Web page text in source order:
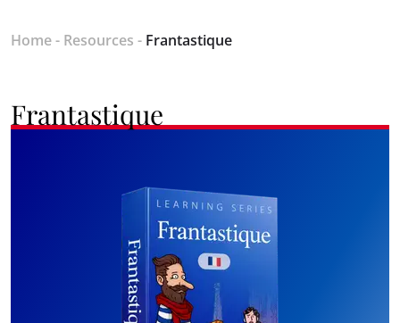
Home- Resources - Frantastique
Frantastique